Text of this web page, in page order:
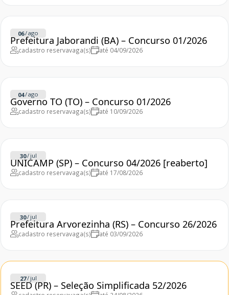
06/ago
Prefeitura Jaborandi (BA) – Concurso 01/2026
cadastro reservavaga(s) até 04/09/2026
04/ago
Governo TO (TO) – Concurso 01/2026
cadastro reservavaga(s) até 10/09/2026
30/ jul
UNICAMP (SP) – Concurso 04/2026 [reaberto]
cadastro reservavaga(s) até 17/08/2026
30/ jul
Prefeitura Arvorezinha (RS) – Concurso 26/2026
cadastro reservavaga(s) até 03/09/2026
27/ jul
SEED (PR) – Seleção Simplificada 52/2026